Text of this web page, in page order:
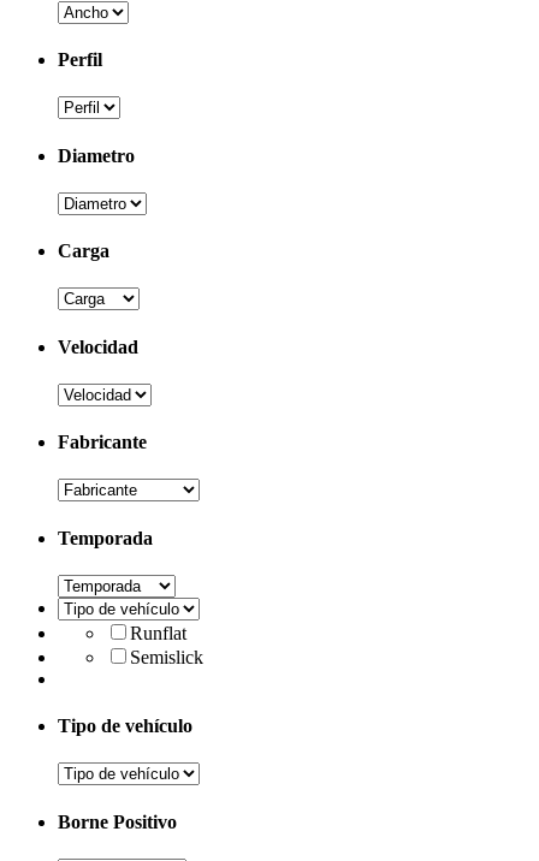
Perfil
Diametro
Carga
Velocidad
Fabricante
Temporada
Runflat
Semislick
Tipo de vehículo
Borne Positivo